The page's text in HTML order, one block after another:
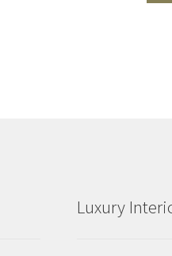
Luxury